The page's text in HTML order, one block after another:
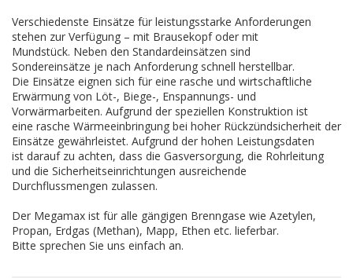
Verschiedenste Einsätze für leistungsstarke Anforderungen
stehen zur Verfügung – mit Brausekopf oder mit
Mundstück. Neben den Standardeinsätzen sind
Sondereinsätze je nach Anforderung schnell herstellbar.
Die Einsätze eignen sich für eine rasche und wirtschaftliche
Erwärmung von Löt-, Biege-, Enspannungs- und
Vorwärmarbeiten. Aufgrund der speziellen Konstruktion ist
eine rasche Wärmeeinbringung bei hoher Rückzündsicherheit der
Einsätze gewährleistet. Aufgrund der hohen Leistungsdaten
ist darauf zu achten, dass die Gasversorgung, die Rohrleitung
und die Sicherheitseinrichtungen ausreichende
Durchflussmengen zulassen.
Der Megamax ist für alle gängigen Brenngase wie Azetylen,
Propan, Erdgas (Methan), Mapp, Ethen etc. lieferbar.
Bitte sprechen Sie uns einfach an.